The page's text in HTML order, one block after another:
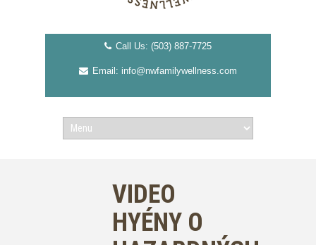
Call Us: (503) 887-7725
Email: info@nwfamilywellness.com
VIDEO
HYÉNY O